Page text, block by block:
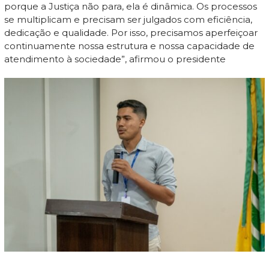
porque a Justiça não para, ela é dinâmica. Os processos
se multiplicam e precisam ser julgados com eficiência,
dedicação e qualidade. Por isso, precisamos aperfeiçoar
continuamente nossa estrutura e nossa capacidade de
atendimento à sociedade”, afirmou o presidente